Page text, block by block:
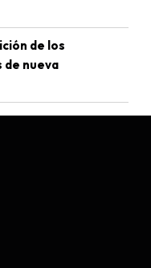
de los
de nueva